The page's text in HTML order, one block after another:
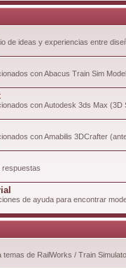
de ideas y experiencias entre
con Abacus Train Sim
con Autodesk 3ds Max (3D
con Amabilis 3DCrafter
respuestas
de ayuda para encontrar
de RailWorks / Train